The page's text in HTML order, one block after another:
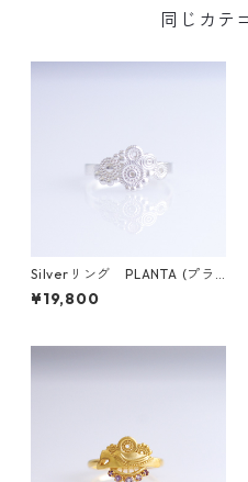
同じカテ
Silverリング PLANTA (プラ
ンタ)
¥19,800